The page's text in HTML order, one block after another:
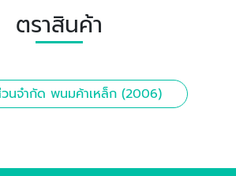
ตราสินค้า
นจำกัด พนมค้าเหล็ก (2006)